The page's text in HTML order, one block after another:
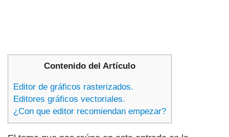
Contenido del Artículo
Editor de gráficos rasterizados.
Editores gráficos vectoriales.
¿Con que editor recomiendan empezar?